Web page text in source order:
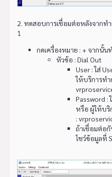
2. ทดสอบการเชื่อมต่อหลังจากทำ
1
กดเครื่องหมาย : + จากนั้น
หัวข้อ : Dial Out
User : ใส่
ให้บริการทำ
Password :
หรือ ผู้ให้บริ
:
ถ้าเชื่อมต่อกั
โชว์ข้อมูลที่